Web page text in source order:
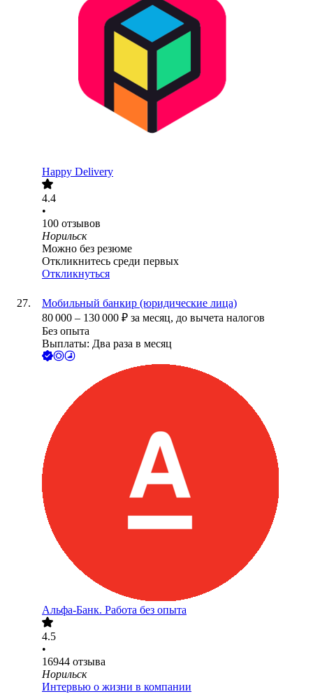
Happy Delivery
4.4
•
100 отзывов
Норильск
Можно без резюме
Откликнитесь среди первых
Откликнуться
Мобильный банкир (юридические лица)
80 000 – 130 000 ₽ за месяц, до вычета налогов
Без опыта
Выплаты: Два раза в месяц
Альфа-Банк. Работа без опыта
4.5
•
16944 отзыва
Норильск
Интервью о жизни в компании